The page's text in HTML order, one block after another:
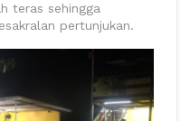
teras sehingga
pertunjukan.